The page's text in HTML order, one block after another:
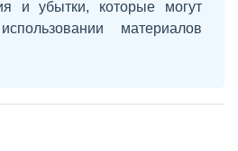
и убытки, которые могут
материалов